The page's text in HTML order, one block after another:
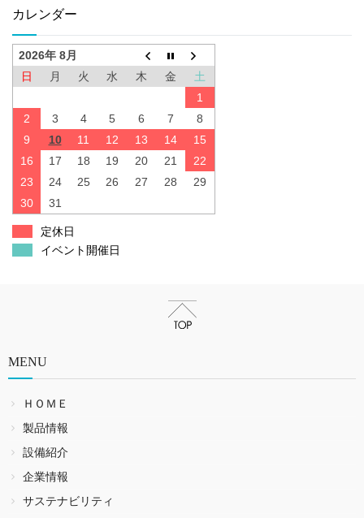
カレンダー
2026年 8月
日
月 火 水 木 金
土
1
2
3 4 5 6 7
8
9
10 11 12 13 14
15
16
17 18 19 20 21
22
23
24 25 26 27 28
29
30
31
定休日
イベント開催日
MENU
ＨＯＭＥ
製品情報
設備紹介
企業情報
サステナビリティ